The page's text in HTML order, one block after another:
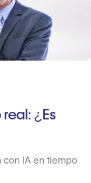
¿Es
IA en tiempo